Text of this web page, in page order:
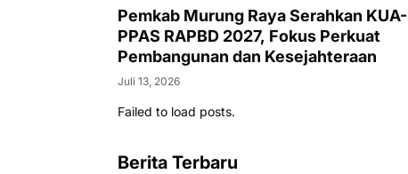
Pemkab Murung Raya Serahkan KUA-
PPAS RAPBD 2027, Fokus Perkuat
Pembangunan dan Kesejahteraan
Juli 13, 2026
Failed to load posts.
Berita Terbaru